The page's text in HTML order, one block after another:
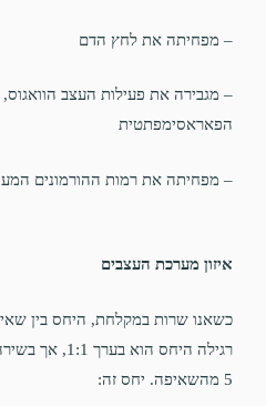
– מפחיתה את לחץ הדם
– מגבירה את פעילות העצב
הפאראסימפתטית
– מפחיתה את רמות ההורמונים
איזון מערכת העצבים
כשאנו שרות במקלחת, היחס בין
5 מהשאיפה. יחס זה: